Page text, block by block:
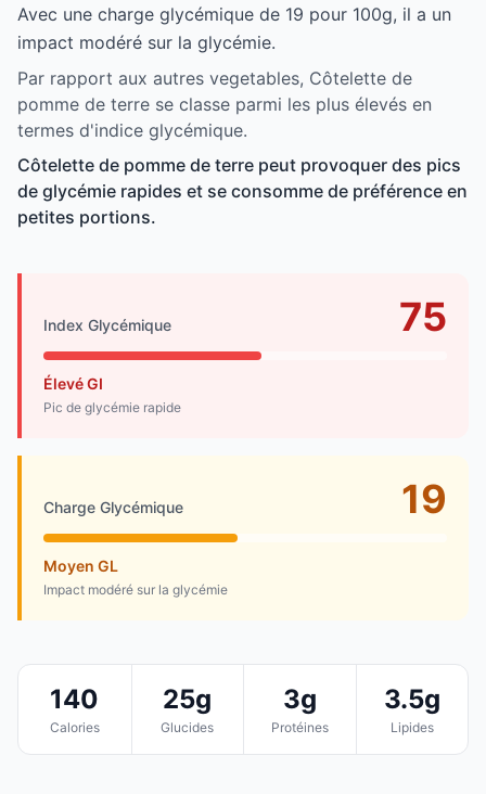
Avec une charge glycémique de 19 pour 100g, il a un
impact modéré sur la glycémie.
Par rapport aux autres vegetables, Côtelette de
pomme de terre se classe parmi les plus élevés en
termes d'indice glycémique.
Côtelette de pomme de terre peut provoquer des pics
de glycémie rapides et se consomme de préférence en
petites portions.
Index Glycémique 75
Élevé GI
Pic de glycémie rapide
Charge Glycémique 19
Moyen GL
Impact modéré sur la glycémie
140
Calories
25g
Glucides
3g
Protéines
3.5g
Lipides